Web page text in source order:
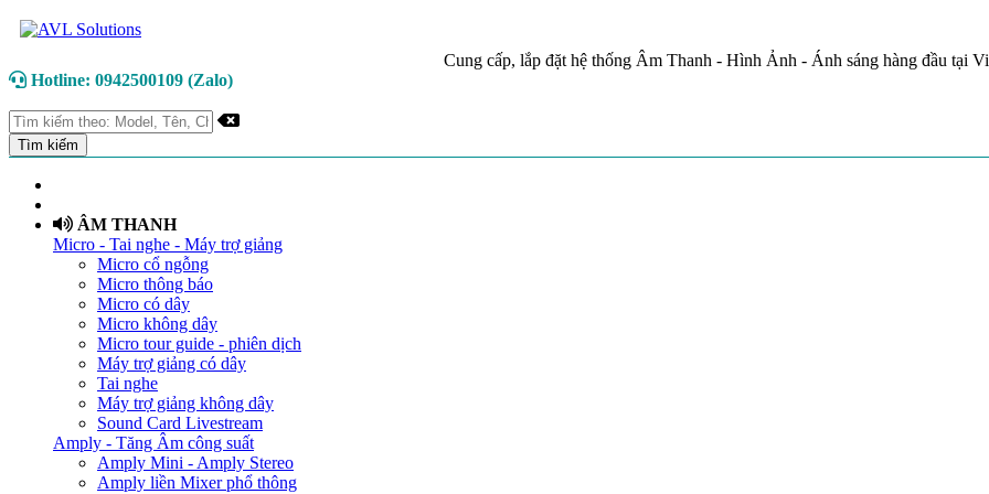
Cung cấp, lắp đặt hệ thống Âm Thanh - Hình Ảnh - Ánh sáng hàng đầu tại
Hotline: 0942500109 (Zalo)
ÂM THANH
Micro - Tai nghe - Máy trợ giảng
Micro cổ ngỗng
Micro thông báo
Micro có dây
Micro không dây
Micro tour guide - phiên dịch
Máy trợ giảng có dây
Tai nghe
Máy trợ giảng không dây
Sound Card Livestream
Amply - Tăng Âm công suất
Amply Mini - Amply Stereo
Amply liền Mixer phổ thông